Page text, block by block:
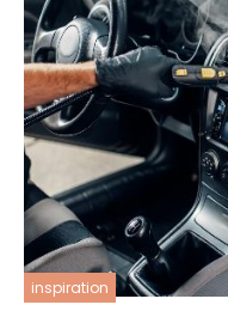
inspiration